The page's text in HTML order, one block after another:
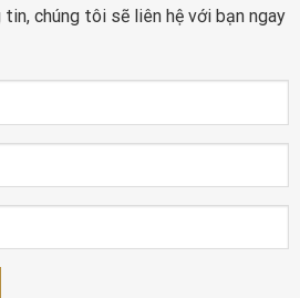
chúng tôi sẽ liên hệ với bạn ngay